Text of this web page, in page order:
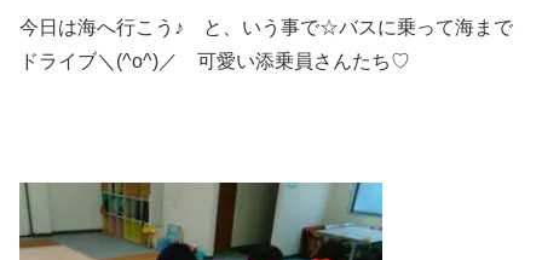
今日は海へ行こう♪ と、いう事で☆バスに乗って海まで
ドライブ＼(^o^)／ 可愛い添乗員さんたち♡